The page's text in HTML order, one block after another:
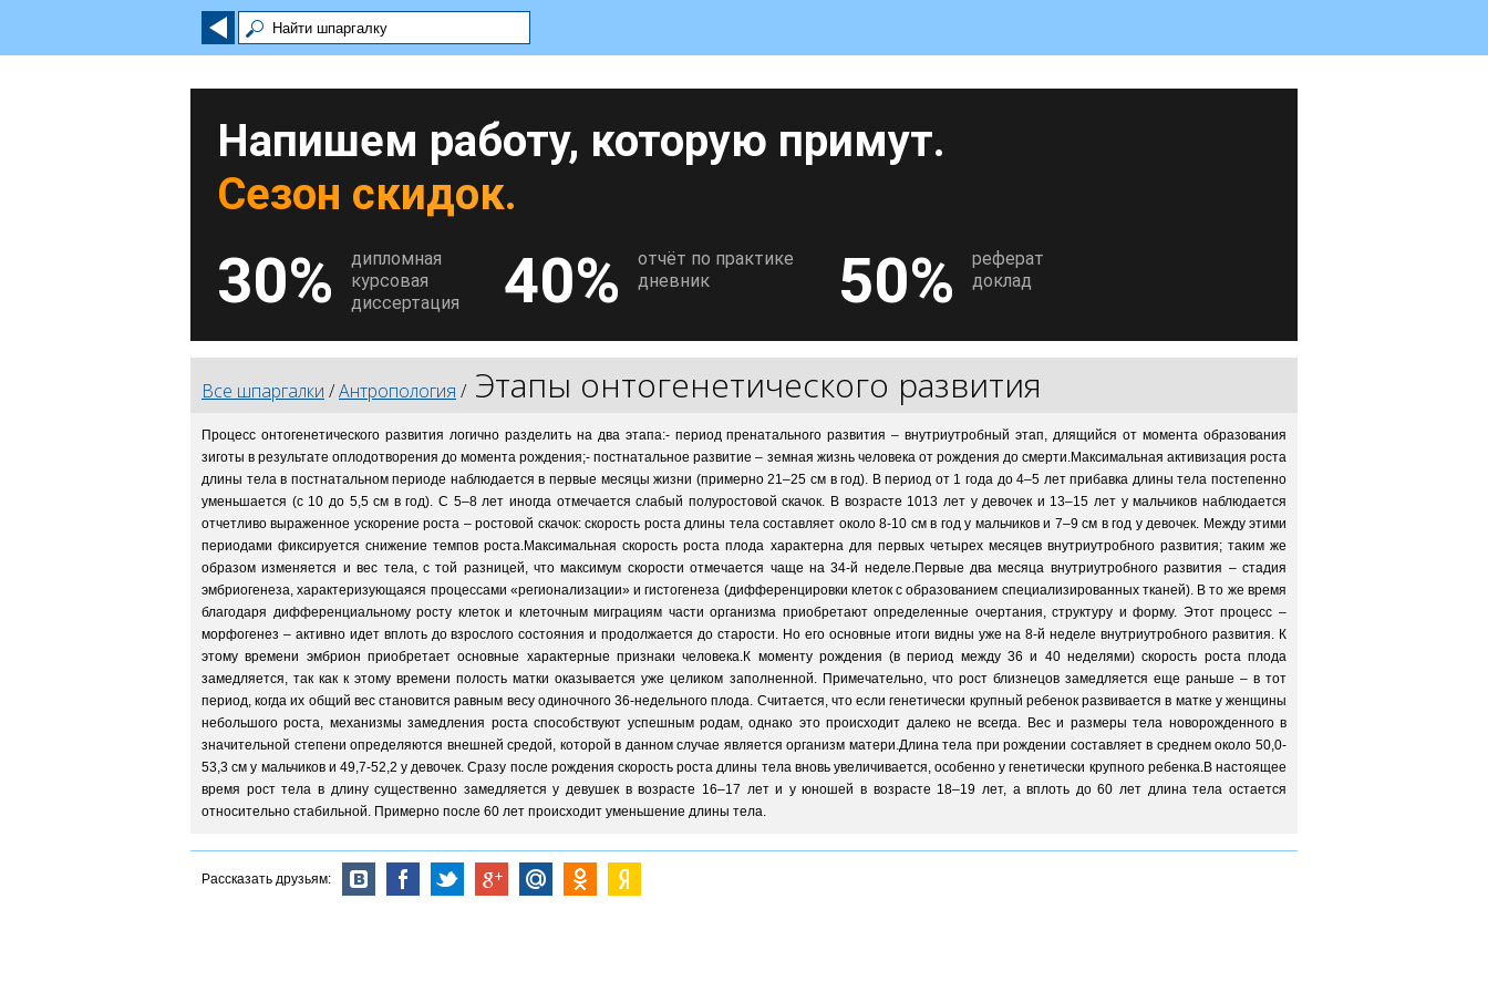
Напишем работу, которую примут.
Сезон скидок.
30%
дипломная
курсовая
диссертация
40%
отчёт по практике
дневник
50%
реферат
доклад
Все шпаргалки /Антропология / Этапы онтогенетического развития
Процесс онтогенетического развития логично разделить на два этапа:- период пренатального развития – внутриутробный этап, длящийся от момента образования
зиготы в результате оплодотворения до момента рождения;- постнатальное развитие – земная жизнь человека от рождения до смерти.Максимальная активизация роста
длины тела в постнатальном периоде наблюдается в первые месяцы жизни (примерно 21–25 см в год). В период от 1 года до 4–5 лет прибавка длины тела постепенно
уменьшается (с 10 до 5,5 см в год). С 5–8 лет иногда отмечается слабый полуростовой скачок. В возрасте 1013 лет у девочек и 13–15 лет у мальчиков наблюдается
отчетливо выраженное ускорение роста – ростовой скачок: скорость роста длины тела составляет около 8-10 см в год у мальчиков и 7–9 см в год у девочек. Между этими
периодами фиксируется снижение темпов роста.Максимальная скорость роста плода характерна для первых четырех месяцев внутриутробного развития; таким же
образом изменяется и вес тела, с той разницей, что максимум скорости отмечается чаще на 34-й неделе.Первые два месяца внутриутробного развития – стадия
эмбриогенеза, характеризующаяся процессами «регионализации» и гистогенеза (дифференцировки клеток с образованием специализированных тканей). В то же время
благодаря дифференциальному росту клеток и клеточным миграциям части организма приобретают определенные очертания, структуру и форму. Этот процесс –
морфогенез – активно идет вплоть до взрослого состояния и продолжается до старости. Но его основные итоги видны уже на 8-й неделе внутриутробного развития. К
этому времени эмбрион приобретает основные характерные признаки человека.К моменту рождения (в период между 36 и 40 неделями) скорость роста плода
замедляется, так как к этому времени полость матки оказывается уже целиком заполненной. Примечательно, что рост близнецов замедляется еще раньше – в тот
период, когда их общий вес становится равным весу одиночного 36-недельного плода. Считается, что если генетически крупный ребенок развивается в матке у женщины
небольшого роста, механизмы замедления роста способствуют успешным родам, однако это происходит далеко не всегда. Вес и размеры тела новорожденного в
значительной степени определяются внешней средой, которой в данном случае является организм матери.Длина тела при рождении составляет в среднем около 50,0-
53,3 см у мальчиков и 49,7-52,2 у девочек. Сразу после рождения скорость роста длины тела вновь увеличивается, особенно у генетически крупного ребенка.В настоящее
время рост тела в длину существенно замедляется у девушек в возрасте 16–17 лет и у юношей в возрасте 18–19 лет, а вплоть до 60 лет длина тела остается
относительно стабильной. Примерно после 60 лет происходит уменьшение длины тела.
Рассказать друзьям: